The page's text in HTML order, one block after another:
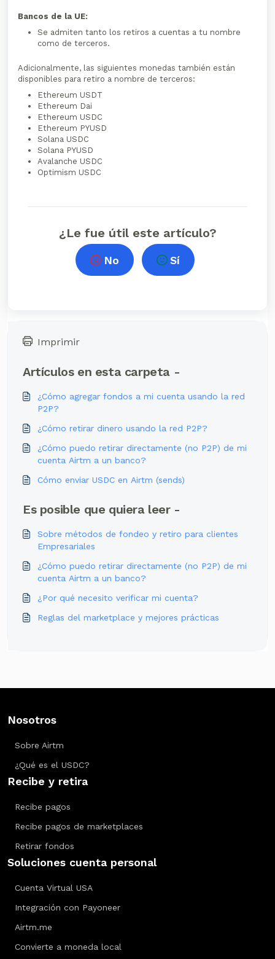
Bancos de la UE:
Se admiten tanto los retiros a cuentas a tu nombre
como de terceros.
Adicionalmente, las siguientes monedas también están
disponibles para retiro a nombre de terceros:
Ethereum USDT
Ethereum Dai
Ethereum USDC
Ethereum PYUSD
Solana USDC
Solana PYUSD
Avalanche USDC
Optimism USDC
¿Le fue útil este artículo?
No Sí
Imprimir
Artículos en esta carpeta -
¿Cómo agregar fondos a mi cuenta usando la red
P2P?
¿Cómo retirar dinero usando la red P2P?
¿Cómo puedo retirar directamente (no P2P) de mi
cuenta Airtm a un banco?
Cómo enviar USDC en Airtm (sends)
Es posible que quiera leer -
Sobre métodos de fondeo y retiro para clientes
Empresariales
¿Cómo puedo retirar directamente (no P2P) de mi
cuenta Airtm a un banco?
¿Por qué necesito verificar mi cuenta?
Reglas del marketplace y mejores prácticas
Nosotros
Sobre Airtm
¿Qué es el USDC?
Recibe y retira
Recibe pagos
Recibe pagos de marketplaces
Retirar fondos
Soluciones cuenta personal
Cuenta Virtual USA
Integración con Payoneer
Airtm.me
Convierte a moneda local